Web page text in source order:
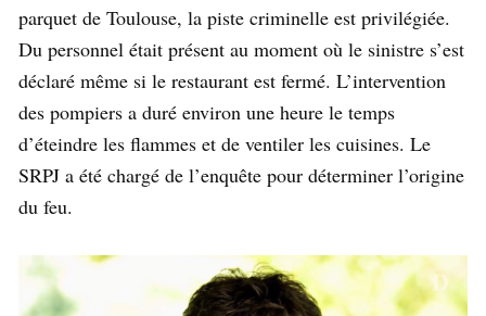
parquet de Toulouse, la piste criminelle est privilégiée.
Du personnel était présent au moment où le sinistre s’est
déclaré même si le restaurant est fermé. L’intervention
des pompiers a duré environ une heure le temps
d’éteindre les flammes et de ventiler les cuisines. Le
SRPJ a été chargé de l’enquête pour déterminer l’origine
du feu.